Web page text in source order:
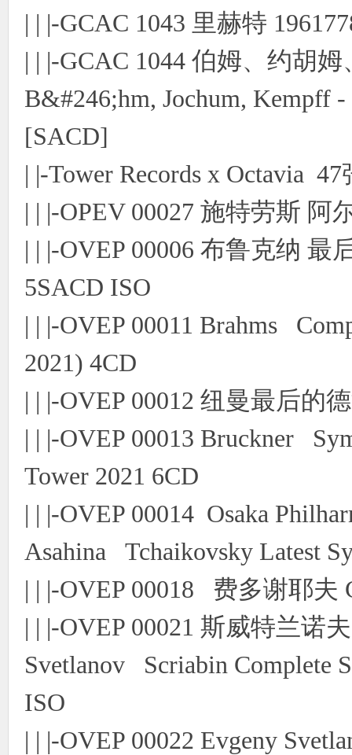
| | |-GCAC 1043 里赫特
| | |-GCAC 1044 伯姆、约胡
B&#246;hm, Jochum, Kempff
[SACD]
| |-Tower Records x Octavia 47
| | |-OPEV 00027 施特劳斯
| | |-OVEP 00006 布鲁克纳
5SACD ISO
| | |-OVEP 00011 Brahms
2021) 4CD
| | |-OVEP 00012 纽曼最后的
| | |-OVEP 00013 Bruckner
Tower 2021 6CD
| | |-OVEP 00014 Osaka
Asahina Tchaikovsky Latest
| | |-OVEP 00018 费多谢耶夫
| | |-OVEP 00021 斯威特兰诺
Svetlanov Scriabin Complete
ISO
| | |-OVEP 00022 Evgeny